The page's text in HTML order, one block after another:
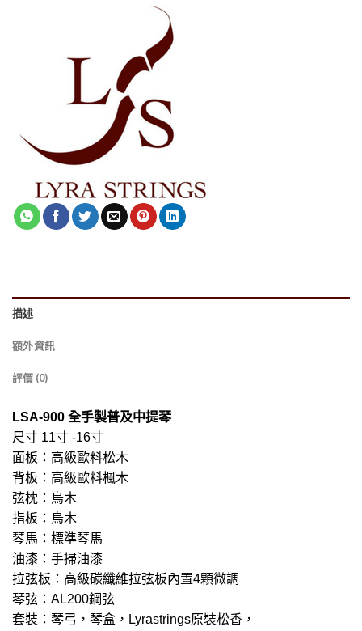
描述
額外資訊
評價 (0)
LSA-900 全手製普及中提琴
尺寸 11寸 -16寸
面板：高級歐料松木
背板：高級歐料楓木
弦枕：烏木
指板：烏木
琴馬：標準琴馬
油漆：手掃油漆
拉弦板：高級碳纖維拉弦板內置4顆微調
琴弦：AL200鋼弦
套裝：琴弓，琴盒，Lyrastrings原裝松香，